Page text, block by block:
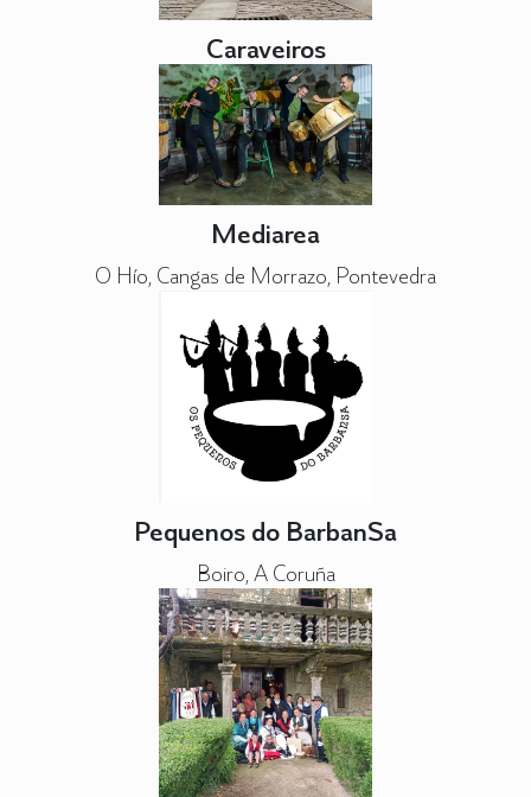
Caraveiros
Mediarea
O Hío, Cangas de Morrazo, Pontevedra
Pequenos do BarbanSa
Boiro, A Coruña